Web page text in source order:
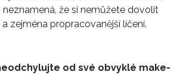
že si nemůžete dovolit
zejména propracovanější líčení.
od své obvyklé make-